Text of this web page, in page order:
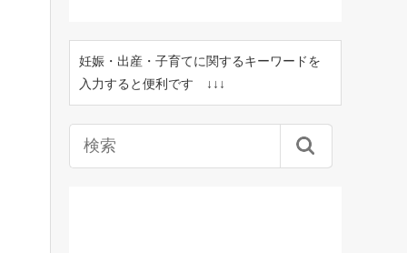
妊娠・出産・子育てに関するキーワードを
入力すると便利です ↓↓↓